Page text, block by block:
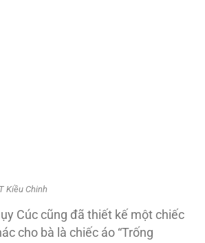
Kiều Chinh
Cúc cũng đã thiết kế một chiếc
cho bà là chiếc áo “Trống